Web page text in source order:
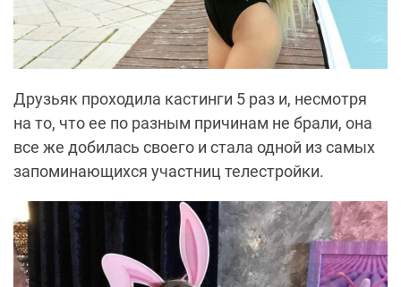
Друзьяк проходила кастинги 5 раз и, несмотря
на то, что ее по разным причинам не брали, она
все же добилась своего и стала одной из самых
запоминающихся участниц телестройки.